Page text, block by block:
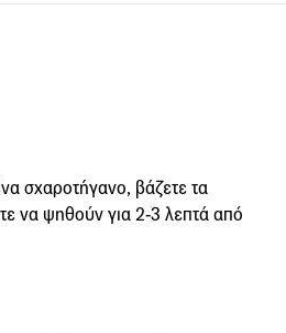
σχαροτήγανο, βάζετε τα
να ψηθούν για 2-3 λεπτά από